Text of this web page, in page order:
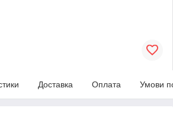
Доставка Оплата Умови